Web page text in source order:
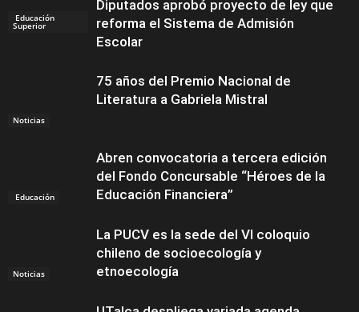
Educación
Superior
Diputados aprobó proyecto de ley que
reforma el Sistema de Admisión
Escolar
Noticias
75 años del Premio Nacional de
Literatura a Gabriela Mistral
Educación
Abren convocatoria a tercera edición
del Fondo Concursable “Héroes de la
Educación Financiera”
Noticias
La PUCV es la sede del VI coloquio
chileno de socioecología y
etnoecología